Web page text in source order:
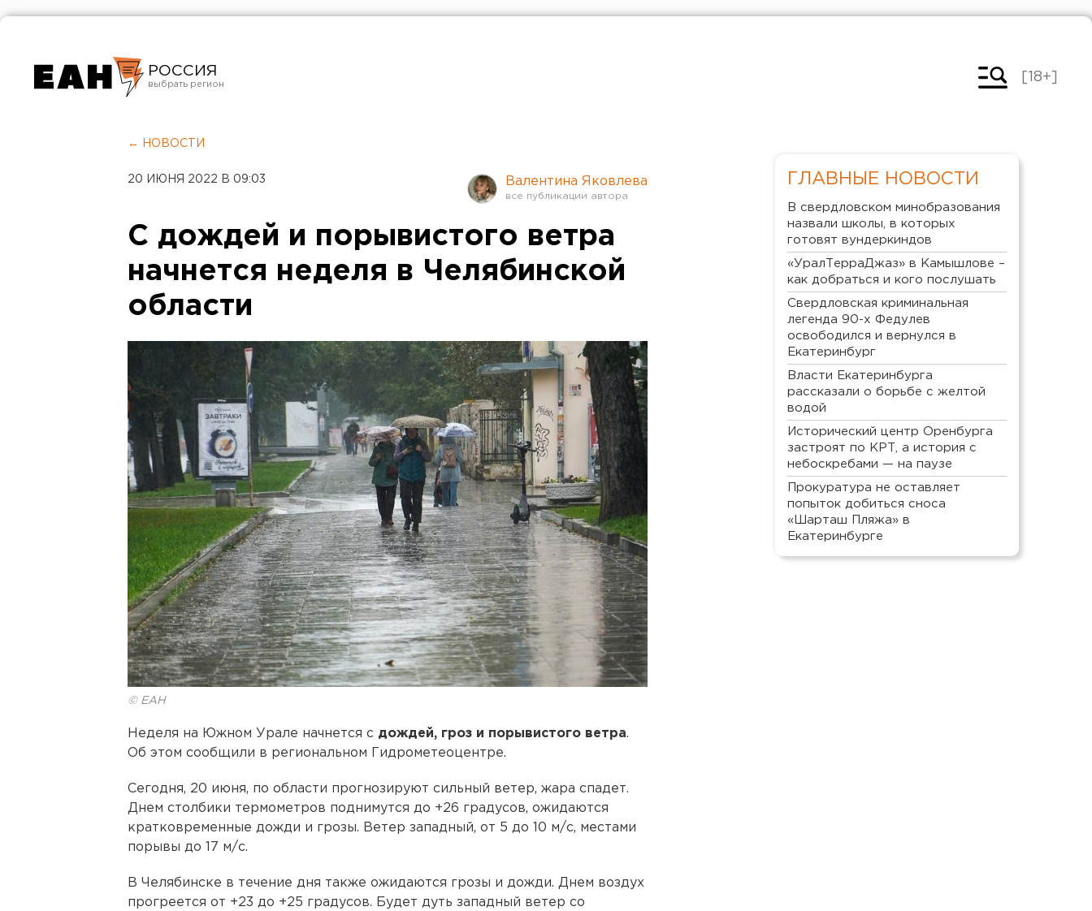
РОССИЯ
Челябинск
[18+]
← НОВОСТИ
20 ИЮНЯ 2022 В 09:03 Валентина Яковлева
С дождей и порывистого ветра
начнется неделя в Челябинской
области
© ЕАН
Неделя на Южном Урале начнется с дождей, гроз и порывистого ветра.
Об этом сообщили в региональном Гидрометеоцентре.
Сегодня, 20 июня, по области прогнозируют сильный ветер, жара спадет.
Днем столбики термометров поднимутся до +26 градусов, ожидаются
кратковременные дожди и грозы. Ветер западный, от 5 до 10 м/с, местами
порывы до 17 м/с.
В Челябинске в течение дня также ожидаются грозы и дожди. Днем воздух
прогреется от +23 до +25 градусов. Будет дуть западный ветер со
ГЛАВНЫЕ НОВОСТИ
В свердловском минобразования
назвали школы, в которых
готовят вундеркиндов
«УралТерраДжаз» в Камышлове –
как добраться и кого послушать
Свердловская криминальная
легенда 90-х Федулев
освободился и вернулся в
Екатеринбург
Власти Екатеринбурга
рассказали о борьбе с желтой
водой
Исторический центр Оренбурга
застроят по КРТ, а история с
небоскребами — на паузе
Прокуратура не оставляет
попыток добиться сноса
«Шарташ Пляжа» в
Екатеринбурге